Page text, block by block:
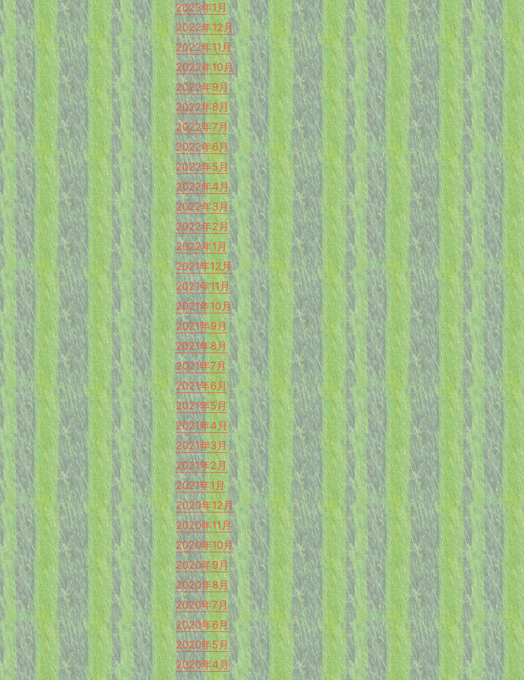
2023年1月
2022年12月
2022年11月
2022年10月
2022年9月
2022年8月
2022年7月
2022年6月
2022年5月
2022年4月
2022年3月
2022年2月
2022年1月
2021年12月
2021年11月
2021年10月
2021年9月
2021年8月
2021年7月
2021年6月
2021年5月
2021年4月
2021年3月
2021年2月
2021年1月
2020年12月
2020年11月
2020年10月
2020年9月
2020年8月
2020年7月
2020年6月
2020年5月
2020年4月